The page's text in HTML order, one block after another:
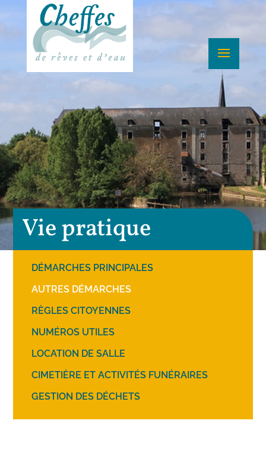
Vie pratique
DÉMARCHES PRINCIPALES
AUTRES DÉMARCHES
RÈGLES CITOYENNES
NUMÉROS UTILES
LOCATION DE SALLE
CIMETIÈRE ET ACTIVITÉS FUNÉRAIRES
GESTION DES DÉCHETS